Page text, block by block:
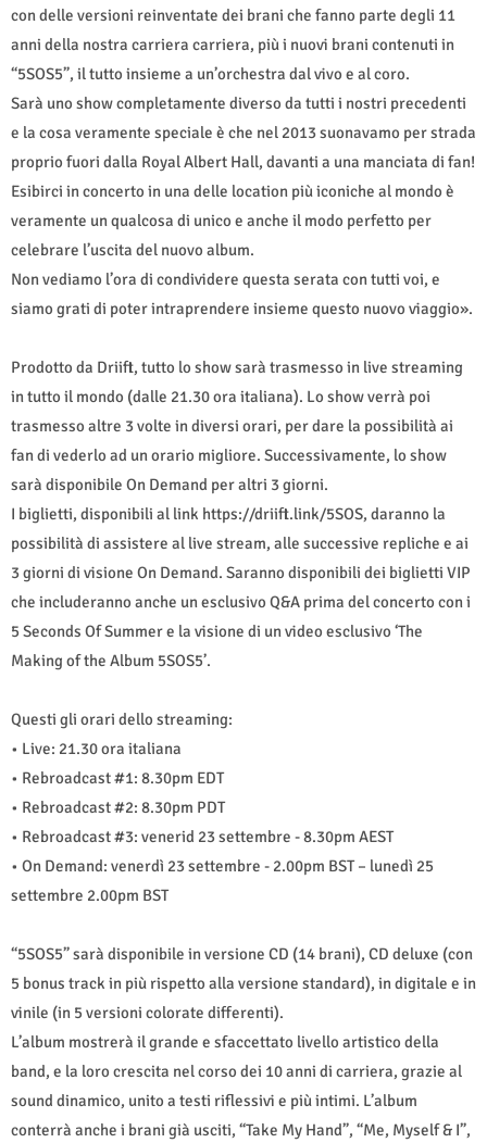
con delle versioni reinventate dei brani che fanno parte degli 11
anni della nostra carriera carriera, più i nuovi brani contenuti in
“5SOS5”, il tutto insieme a un’orchestra dal vivo e al coro.
Sarà uno show completamente diverso da tutti i nostri precedenti
e la cosa veramente speciale è che nel 2013 suonavamo per strada
proprio fuori dalla Royal Albert Hall, davanti a una manciata di fan!
Esibirci in concerto in una delle location più iconiche al mondo è
veramente un qualcosa di unico e anche il modo perfetto per
celebrare l’uscita del nuovo album.
Non vediamo l’ora di condividere questa serata con tutti voi, e
siamo grati di poter intraprendere insieme questo nuovo viaggio».
Prodotto da Driift, tutto lo show sarà trasmesso in live streaming
in tutto il mondo (dalle 21.30 ora italiana). Lo show verrà poi
trasmesso altre 3 volte in diversi orari, per dare la possibilità ai
fan di vederlo ad un orario migliore. Successivamente, lo show
sarà disponibile On Demand per altri 3 giorni.
I biglietti, disponibili al link https://driift.link/5SOS, daranno la
possibilità di assistere al live stream, alle successive repliche e ai
3 giorni di visione On Demand. Saranno disponibili dei biglietti VIP
che includeranno anche un esclusivo Q&A prima del concerto con i
5 Seconds Of Summer e la visione di un video esclusivo ‘The
Making of the Album 5SOS5’.
Questi gli orari dello streaming:
• Live: 21.30 ora italiana
• Rebroadcast #1: 8.30pm EDT
• Rebroadcast #2: 8.30pm PDT
• Rebroadcast #3: venerid 23 settembre - 8.30pm AEST
• On Demand: venerdì 23 settembre - 2.00pm BST – lunedì 25
settembre 2.00pm BST
“5SOS5” sarà disponibile in versione CD (14 brani), CD deluxe (con
5 bonus track in più rispetto alla versione standard), in digitale e in
vinile (in 5 versioni colorate differenti).
L’album mostrerà il grande e sfaccettato livello artistico della
band, e la loro crescita nel corso dei 10 anni di carriera, grazie al
sound dinamico, unito a testi riflessivi e più intimi. L’album
conterrà anche i brani già usciti, “Take My Hand”, “Me, Myself & I”,